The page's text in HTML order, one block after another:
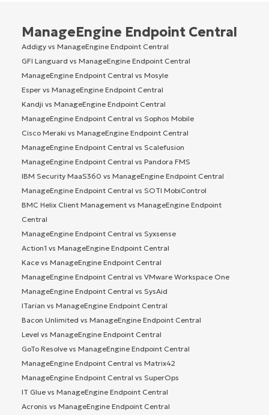
ManageEngine Endpoint Central
Addigy vs ManageEngine Endpoint Central
GFI Languard vs ManageEngine Endpoint Central
ManageEngine Endpoint Central vs Mosyle
Esper vs ManageEngine Endpoint Central
Kandji vs ManageEngine Endpoint Central
ManageEngine Endpoint Central vs Sophos Mobile
Cisco Meraki vs ManageEngine Endpoint Central
ManageEngine Endpoint Central vs Scalefusion
ManageEngine Endpoint Central vs Pandora FMS
IBM Security MaaS360 vs ManageEngine Endpoint Central
ManageEngine Endpoint Central vs SOTI MobiControl
BMC Helix Client Management vs ManageEngine Endpoint
Central
ManageEngine Endpoint Central vs Syxsense
Action1 vs ManageEngine Endpoint Central
Kace vs ManageEngine Endpoint Central
ManageEngine Endpoint Central vs VMware Workspace One
ManageEngine Endpoint Central vs SysAid
ITarian vs ManageEngine Endpoint Central
Bacon Unlimited vs ManageEngine Endpoint Central
Level vs ManageEngine Endpoint Central
GoTo Resolve vs ManageEngine Endpoint Central
ManageEngine Endpoint Central vs Matrix42
ManageEngine Endpoint Central vs SuperOps
IT Glue vs ManageEngine Endpoint Central
Acronis vs ManageEngine Endpoint Central